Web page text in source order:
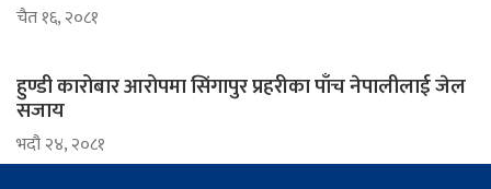
चैत १६, २०८१
हुण्डी कारोबार आरोपमा सिंगापुर प्रहरीका पाँच नेपालीलाई जेल
सजाय
भदौ २४, २०८१